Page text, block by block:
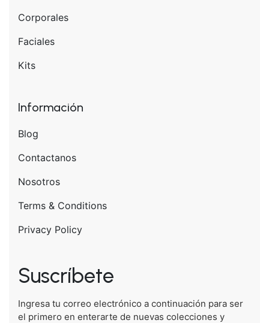
Corporales
Faciales
Kits
Información
Blog
Contactanos
Nosotros
Terms & Conditions
Privacy Policy
Suscríbete
Ingresa tu correo electrónico a continuación para ser
el primero en enterarte de nuevas colecciones y